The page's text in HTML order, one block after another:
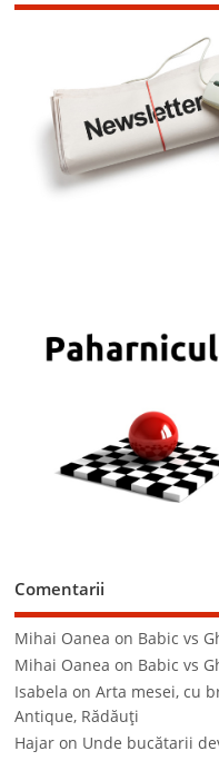
Comentarii
Mihai Oanea on Babic vs
Mihai Oanea on Babic vs
Isabela onArta mesei, cu
Antique, Rădăuţi
Hajar on Unde bucătarii